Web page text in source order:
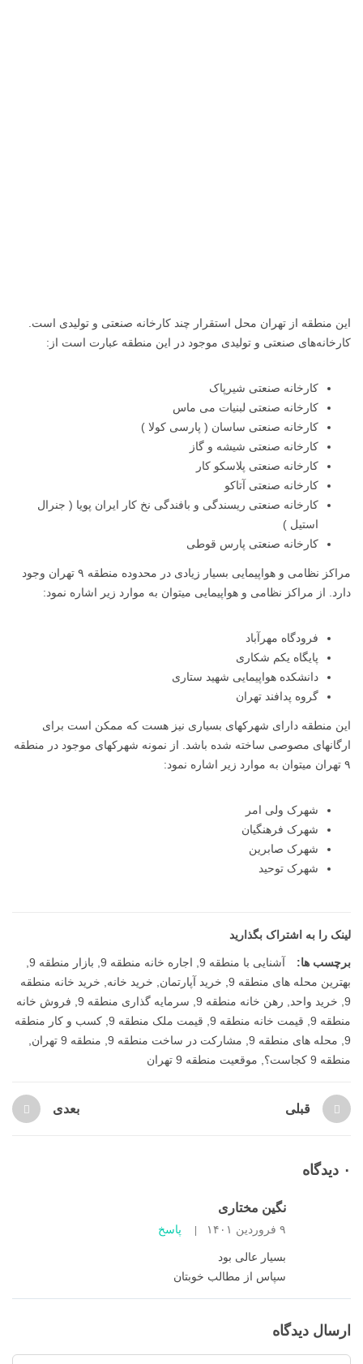
این منطقه از تهران محل استقرار چند کارخانه صنعتی و تولیدی است.
کارخانه‌های صنعتی و تولیدی موجود در این منطقه عبارت است از:
کارخانه صنعتی شیرپاک
کارخانه صنعتی لبنیات می ماس
کارخانه صنعتی ساسان ( پارسی کولا )
کارخانه صنعتی شیشه و گاز
کارخانه صنعتی پلاسکو کار
کارخانه صنعتی آتاکو
کارخانه صنعتی ریسندگی و بافندگی نخ کار ایران پویا ( جنرال
استیل )
کارخانه صنعتی پارس قوطی
مراکز نظامی و هواپیمایی بسیار زیادی در محدوده منطقه ۹ تهران وجود
دارد. از مراکز نظامی و هواپیمایی میتوان به موارد زیر اشاره نمود:
فرودگاه مهرآباد
پایگاه یکم شکاری
دانشکده هواپیمایی شهید ستاری
گروه پدافند تهران
این منطقه دارای شهرکهای بسیاری نیز هست که ممکن است برای
ارگانهای مصوصی ساخته شده باشد. از نمونه شهرکهای موجود در منطقه
۹ تهران میتوان به موارد زیر اشاره نمود:
شهرک ولی امر
شهرک فرهنگیان
شهرک صابرین
شهرک توحید
لینک را به اشتراک بگذارید
برچسب ها: آشنایی با منطقه 9 اجاره خانه منطقه 9 بازار منطقه 9
بهترین محله های منطقه 9
خرید آپارتمان خرید خانه
خرید خانه منطقه
9 خرید واحد رهن خانه منطقه 9 سرمایه گذاری منطقه 9
فروش خانه
منطقه 9
قیمت خانه منطقه 9 قیمت ملک منطقه 9
کسب و کار منطقه
9 محله های منطقه 9 مشارکت در ساخت منطقه 9 منطقه 9 تهران
منطقه 9 کجاست؟
موقعیت منطقه 9 تهران
قبلی بعدی
۰ دیدگاه
نگین مختاری
۹ فروردین ۱۴۰۱ پاسخ
بسیار عالی بود
سپاس از مطالب خوبتان
ارسال دیدگاه